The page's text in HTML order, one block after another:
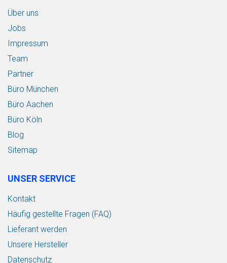
Über uns
Jobs
Impressum
Team
Partner
Büro München
Büro Aachen
Büro Köln
Blog
Sitemap
UNSER SERVICE
Kontakt
Häufig gestellte Fragen (FAQ)
Lieferant werden
Unsere Hersteller
Datenschutz